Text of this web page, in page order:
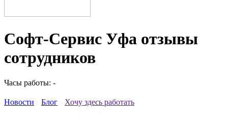
Софт-Сервис Уфа отзывы
сотрудников
Часы работы: -
Новости Блог Хочу здесь работать